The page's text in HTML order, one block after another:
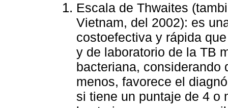
Escala de Thwaites
Vietnam, del 2002): es
costoefectiva y rápida
y de laboratorio de la TB
bacteriana, considerando
menos, favorece el
si tiene un puntaje de 4 o